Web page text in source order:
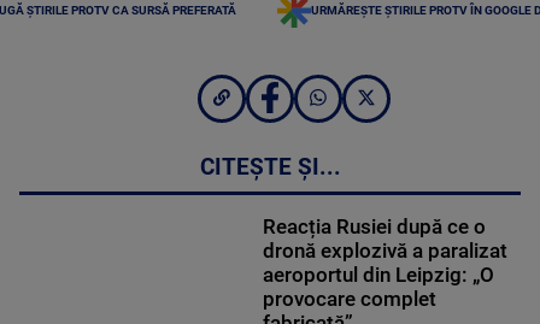
ȘTIRILE PROTV CA SURSĂ PREFERATĂ URMĂREȘTE ȘTIRILE PROTV ÎN GOOGLE
CITEȘTE ȘI...
Reacția Rusiei după ce o
dronă explozivă a paralizat
aeroportul din Leipzig: „O
provocare complet